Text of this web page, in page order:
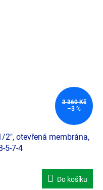
3 360 Kč
–3 %
2", otevřená membrána,
5-7-4
Do košíku